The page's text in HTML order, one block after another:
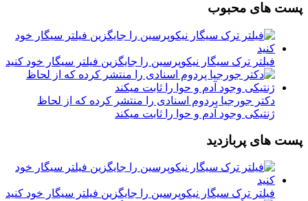
پست های محبوب
فیلتر ترک سیگار نیکوپرسین را جایگزین فیلتر سیگار خود کنید
دکتر جورجیا پردوم اسنادی را منتشر کرده که از لحاظ
ژنتیکی وجود آدم و حوا را ثابت میکند
پست های پربازدید
فیلتر ترک سیگار نیکوپرسین را جایگزین فیلتر سیگار خود کنید